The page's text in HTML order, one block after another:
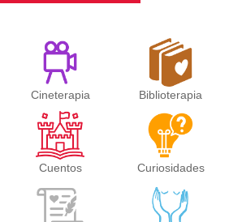
Cineterapia Biblioterapia
Cuentos Curiosidades